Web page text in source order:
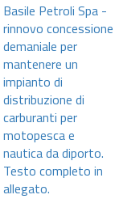
Basile Petroli Spa -
rinnovo concessione
demaniale per
mantenere un
impianto di
distribuzione di
carburanti per
motopesca e
nautica da diporto.
Testo completo in
allegato.